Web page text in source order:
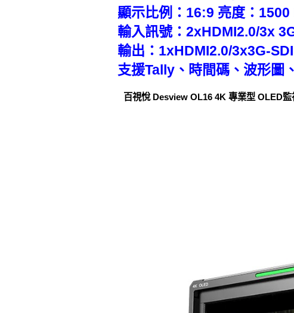
顯示比例：16:9 亮度：
輸入訊號：2xHDMI2.0/3x
輸出：1xHDMI2.0/3x3G-SDI
支援Tally、時間碼、波形圖
百視悅 Desview OL16 4K 專業型 OLED監